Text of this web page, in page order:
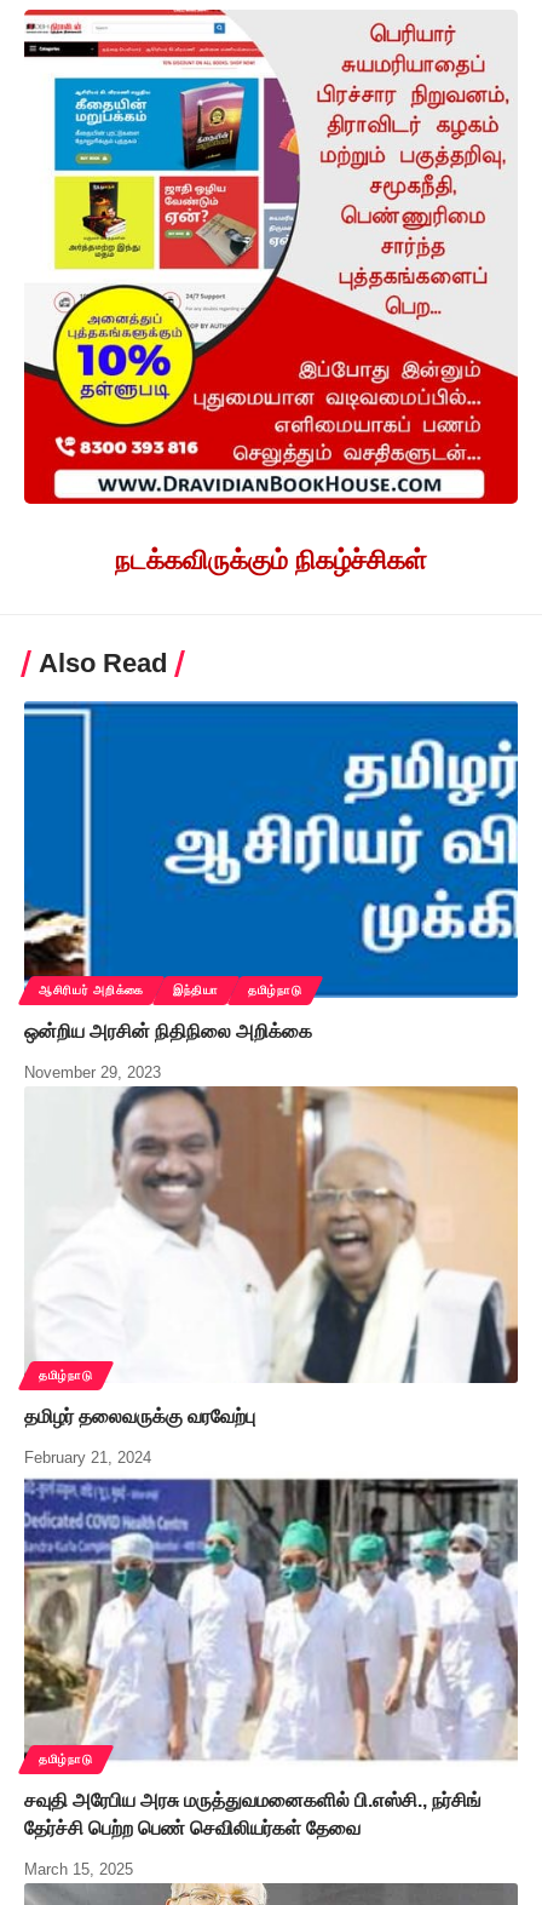
நடக்கவிருக்கும் நிகழ்ச்சிகள்
Also Read
ஆசிரியர் அறிக்கை இந்தியா தமிழ்நாடு
ஒன்றிய அரசின் நிதிநிலை அறிக்கை
November 29, 2023
தமிழ்நாடு
தமிழர் தலைவருக்கு வரவேற்பு
February 21, 2024
தமிழ்நாடு
சவுதி அரேபிய அரசு மருத்துவமனைகளில் பி.எஸ்சி., நர்சிங்
தேர்ச்சி பெற்ற பெண் செவிலியர்கள் தேவை
March 15, 2025